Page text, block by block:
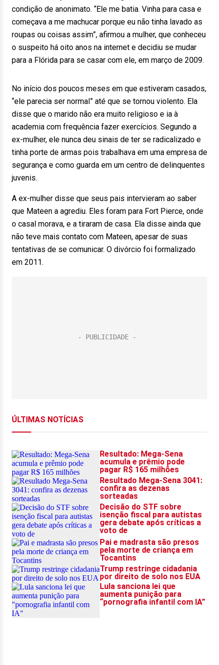
condição de anonimato. “Ele me batia. Vinha para casa e
começava a me machucar porque eu não tinha lavado as
roupas ou coisas assim”, afirmou a mulher, que conheceu
o suspeito há oito anos na internet e decidiu se mudar
para a Flórida para se casar com ele, em março de 2009.
No início dos poucos meses em que estiveram casados,
“ele parecia ser normal” até que se tornou violento. Ela
disse que o marido não era muito religioso e ia à
academia com frequência fazer exercícios. Segundo a
ex-mulher, ele nunca deu sinais de ter se radicalizado e
tinha porte de armas pois trabalhava em uma empresa de
segurança e como guarda em um centro de delinquentes
juvenis.
A ex-mulher disse que seus pais intervieram ao saber
que Mateen a agrediu. Eles foram para Fort Pierce, onde
o casal morava, e a tiraram de casa. Ela disse ainda que
não teve mais contato com Mateen, apesar de suas
tentativas de se comunicar. O divórcio foi formalizado
em 2011.